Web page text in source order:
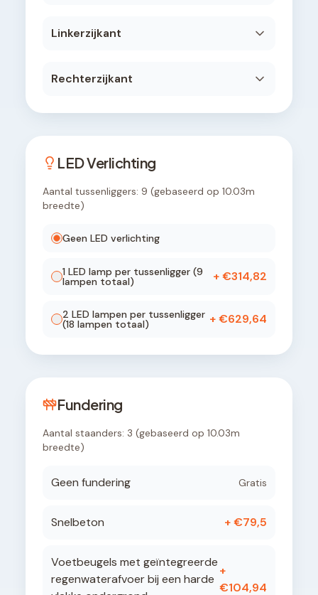
Linkerzijkant
Rechterzijkant
LED Verlichting
Aantal tussenliggers: 9 (gebaseerd op 10.03m
breedte)
Geen LED verlichting
1 LED lamp per tussenligger (9
lampen totaal) + €314,82
2 LED lampen per tussenligger
(18 lampen totaal) + €629,64
Fundering
Aantal staanders: 3 (gebaseerd op 10.03m
breedte)
Geen fundering Gratis
Snelbeton + €79,5
Voetbeugels met geïntegreerde
regenwaterafvoer bij een harde
+
€104,94